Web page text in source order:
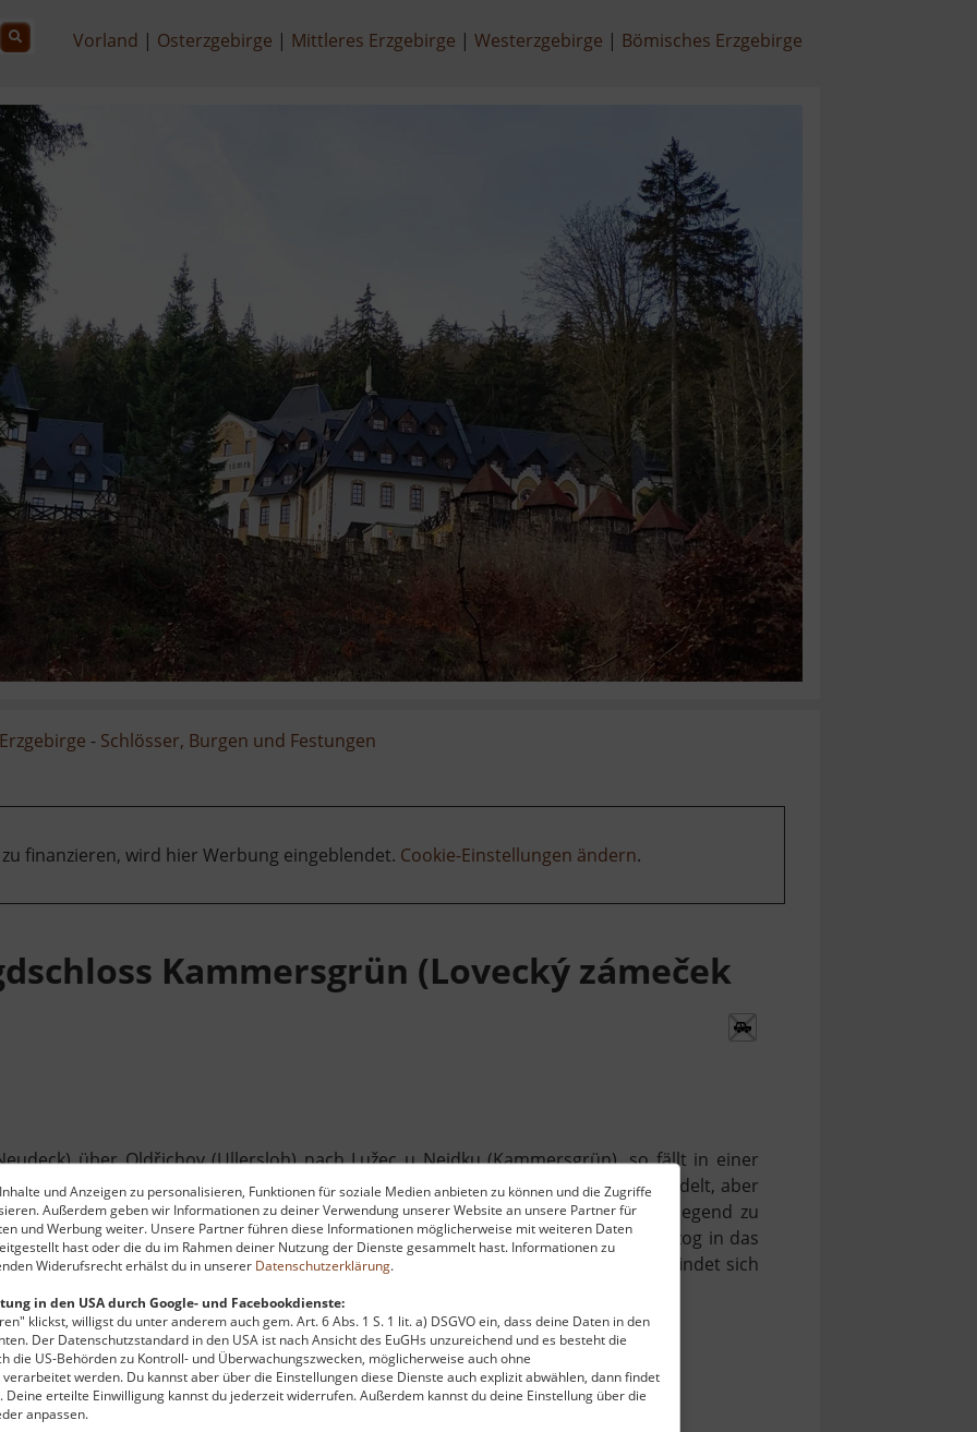
und Anzeigen zu personalisieren, Funktionen für soziale Medien anbieten zu können und die Zugriffe
Außerdem geben wir Informationen zu deiner Verwendung unserer Website an unsere Partner für
und Werbung weiter. Unsere Partner führen diese Informationen möglicherweise mit weiteren Daten
hast oder die du im Rahmen deiner Nutzung der Dienste gesammelt hast. Informationen zu
Widerufsrecht erhälst du in unserer Datenschutzerklärung.
in den USA durch Google- und Facebookdienste:
klickst, willigst du unter anderem auch gem. Art. 6 Abs. 1 S. 1 lit. a) DSGVO ein, dass deine Daten in den
Der Datenschutzstandard in den USA ist nach Ansicht des EuGHs unzureichend und es besteht die
die US-Behörden zu Kontroll- und Überwachungszwecken, möglicherweise auch ohne
werden. Du kannst aber über die Einstellungen diese Dienste auch explizit abwählen, dann findet
erteilte Einwilligung kannst du jederzeit widerrufen. Außerdem kannst du deine Einstellung über die
anpassen.
Vorland Osterzgebirge Mittleres Erzgebirge Westerzgebirge Bömisches Erzgebirge
- Schlösser, Burgen und Festungen
finanzieren, wird hier Werbung eingeblendet. Cookie-Einstellungen ändern.
Kammersgrün (Lovecký zámeček
über Oldřichov (Ullersloh) nach Lužec u Nejdku (Kammersgrün), so fällt in einer
auf. Man könnte nun vermuten, dass es sich um ein echt altes Gebäude handelt, aber
errichtet als sogenanntes Jagdschluss. Damals entwickelte sich die Gegend zu
bald wurde es als Genesungsheim genutzt. Nach Ende der Tschechoslowakai zog in das
dann stand es wieder kurze Zeit später ungenutzt am Waldesrand. Heute befindet sich
Garten jede Menge interessanter Skulpturen.